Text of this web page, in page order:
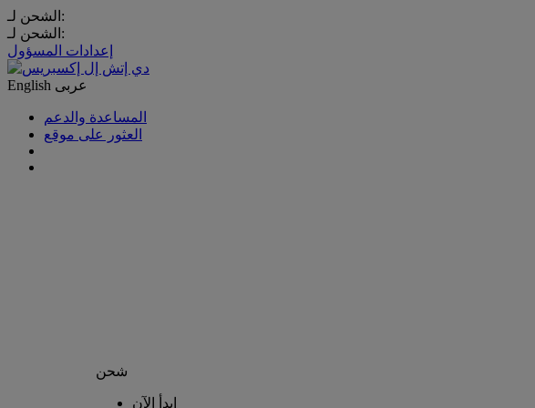
الشحن لـ:
الشحن لـ:
إعدادات المسؤول
English عربى
المساعدة والدعم
العثور على موقع
شحن
إبدأ الآن